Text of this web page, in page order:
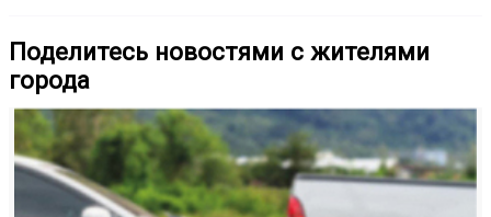
Поделитесь новостями с жителями
города